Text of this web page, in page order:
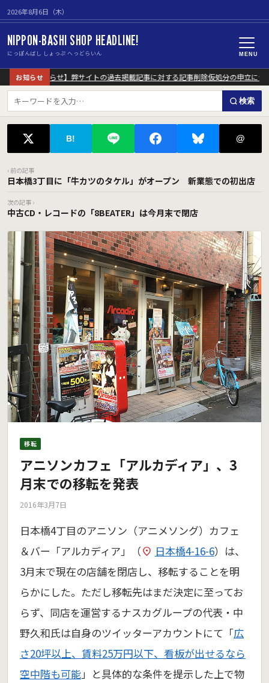
2026年8月6日（木）
NIPPON-BASHI SHOP HEADLINE!
にっぽんばし しょっぷ へっどらいん MENU
お知らせ
重要なお知らせ】弊サイトの過去掲載記事に対する記事削除仮処分の申立につい
検索
B! @
‹ 前の記事
日本橋3丁目に「牛カツのタケル」がオープン 新業態での初出店
次の記事 ›
中古CD・レコードの「8BEATER」は今月末で閉店
移転
アニソンカフェ「アルカディア」、3
月末での移転を発表
2016年3月7日
日本橋4丁目のアニソン（アニメソング）カフェ
＆バー「アルカディア」（
日本橋4-16-6）は、
3月末で現在の店舗を閉店し、移転することを明
らかにした。ただし移転先はまだ決定に至ってお
らず、同店を運営するナスカグループの代表・中
野久和氏は自身のツイッターアカウントにて「広
さ20坪以上、賃料25万円以下、看板が出せるなら
空中階も可能」と具体的な条件を提示した上で物